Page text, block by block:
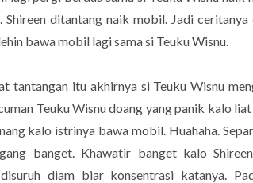
Shireen ditantang naik mobil. Jadi
bawa mobil lagi sama si Teuku Wisnu.
tantangan itu akhirnya si Teuku Wisnu
Teuku Wisnu doang yang panik kalo
kalo istrinya bawa mobil. Huahaha.
banget. Khawatir banget kalo
diam biar konsentrasi katanya.